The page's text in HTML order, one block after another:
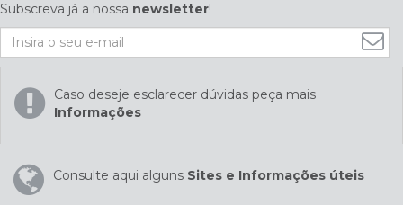
Subscreva já a nossa newsletter!
Caso deseje esclarecer dúvidas peça mais
Informações
Consulte aqui alguns Sites e Informações úteis